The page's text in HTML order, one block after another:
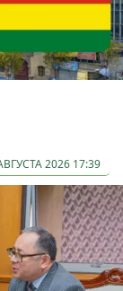
2026 17:39